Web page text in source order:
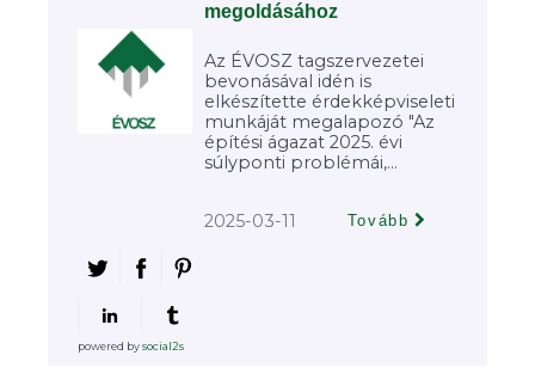
megoldásához
Az ÉVOSZ tagszervezetei
bevonásával idén is
elkészítette érdekképviseleti
munkáját megalapozó "Az
építési ágazat 2025. évi
súlyponti problémái,...
2025-03-11 Tovább
powered bysocial2s